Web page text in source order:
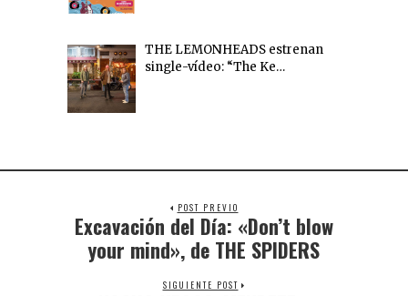
THE LEMONHEADS estrenan
single-vídeo: “The Ke…
POST PREVIO
Excavación del Día: «Don’t blow
your mind», de THE SPIDERS
SIGUIENTE POST